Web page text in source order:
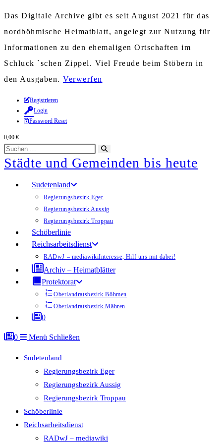
Das Digitale Archive gibt es seit August 2021 für das
nordböhmische Heimatblatt, angelegt zur Nutzung für
Informationen zu den ehemaligen Ortschaften im
Schluck `schen Zippel. Viel Freude beim Stöbern in
den Ausgaben. Verwerfen
Zum
Inhalt
springen
Registrieren
Login
Password Reset
0,00 €
Diese
Website
durchsuchen
starten
Städte und Gemeinden bis heute
Sudetenland
Regierungsbezirk Eger
Regierungsbezirk Aussig
Regierungsbezirk Troppau
Schöberlinie
Reichsarbeitsdienst
RADwJ – mediawikiInteresse, Hilf uns mit dabei!
Archiv – Heimatblätter
Protektorat
Oberlandratsbezirk Böhmen
Oberlandratsbezirk Mähren
0
0 Menü Schließen
Sudetenland
Regierungsbezirk Eger
Regierungsbezirk Aussig
Regierungsbezirk Troppau
Schöberlinie
Reichsarbeitsdienst
RADwJ – mediawiki